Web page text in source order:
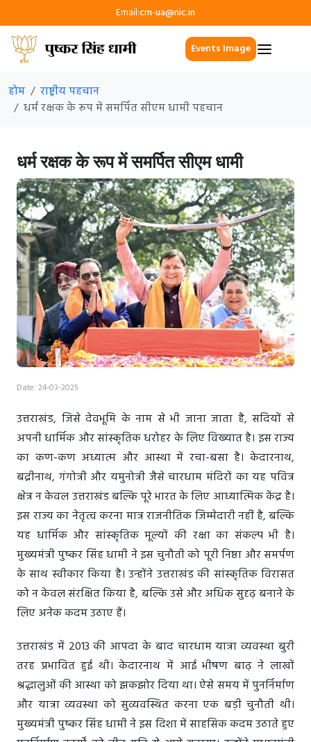
Email:cm-ua@nic.in
Events Image
होम
राष्ट्रीय पहचान
धर्म रक्षक के रूप में समर्पित सीएम धामी पहचान
धर्म रक्षक के रूप में समर्पित सीएम धामी
Date: 24-03-2025
उत्तराखंड, जिसे देवभूमि के नाम से भी जाना जाता है, सदियों से
अपनी धार्मिक और सांस्कृतिक धरोहर के लिए विख्यात है। इस राज्य
का कण-कण अध्यात्म और आस्था में रचा-बसा है। केदारनाथ,
बद्रीनाथ, गंगोत्री और यमुनोत्री जैसे चारधाम मंदिरों का यह पवित्र
क्षेत्र न केवल उत्तराखंड बल्कि पूरे भारत के लिए आध्यात्मिक केंद्र है।
इस राज्य का नेतृत्व करना मात्र राजनीतिक जिम्मेदारी नहीं है, बल्कि
यह धार्मिक और सांस्कृतिक मूल्यों की रक्षा का संकल्प भी है।
मुख्यमंत्री पुष्कर सिंह धामी ने इस चुनौती को पूरी निष्ठा और समर्पण
के साथ स्वीकार किया है। उन्होंने उत्तराखंड की सांस्कृतिक विरासत
को न केवल संरक्षित किया है, बल्कि उसे और अधिक सुदृढ़ बनाने के
लिए अनेक कदम उठाए हैं।
उत्तराखंड में 2013 की आपदा के बाद चारधाम यात्रा व्यवस्था बुरी
तरह प्रभावित हुई थी। केदारनाथ में आई भीषण बाढ़ ने लाखों
श्रद्धालुओं की आस्था को झकझोर दिया था। ऐसे समय में पुनर्निर्माण
और यात्रा व्यवस्था को सुव्यवस्थित करना एक बड़ी चुनौती थी।
मुख्यमंत्री पुष्कर सिंह धामी ने इस दिशा में साहसिक कदम उठाते हुए